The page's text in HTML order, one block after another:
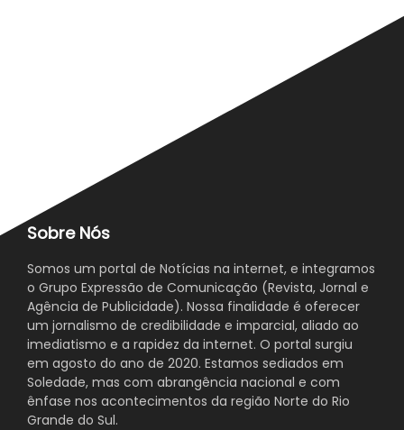
Sobre Nós
Somos um portal de Notícias na internet, e integramos
o Grupo Expressão de Comunicação (Revista, Jornal e
Agência de Publicidade). Nossa finalidade é oferecer
um jornalismo de credibilidade e imparcial, aliado ao
imediatismo e a rapidez da internet. O portal surgiu
em agosto do ano de 2020. Estamos sediados em
Soledade, mas com abrangência nacional e com
ênfase nos acontecimentos da região Norte do Rio
Grande do Sul.